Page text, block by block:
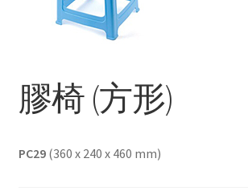
膠椅 (方形)
PC29(360 x 240 x 460 mm)